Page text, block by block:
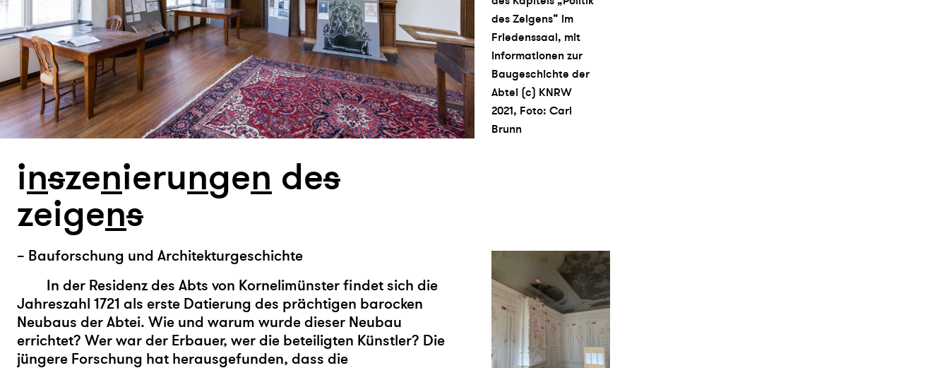
des Zeigens“ im
Friedenssaal, mit
Informationen zur
Baugeschichte der
Abtei (c) KNRW
2021, Foto: Carl
Brunn
inszenierungen des
zeigens
– Bauforschung und Architekturgeschichte
In der Residenz des Abts von Kornelimünster findet sich die
Jahreszahl 1721 als erste Datierung des prächtigen barocken
Neubaus der Abtei. Wie und warum wurde dieser Neubau
errichtet? Wer war der Erbauer, wer die beteiligten Künstler? Die
jüngere Forschung hat herausgefunden, dass die